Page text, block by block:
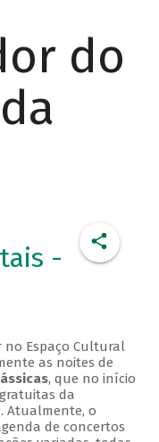
do
-
no Espaço Cultural
as noites de
, que no início
da
Atualmente, o
de concertos